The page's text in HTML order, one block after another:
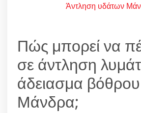
Άντληση υδάτων
Πώς μπορεί να
σε άντληση
άδειασμα βόθρου
Μάνδρα;